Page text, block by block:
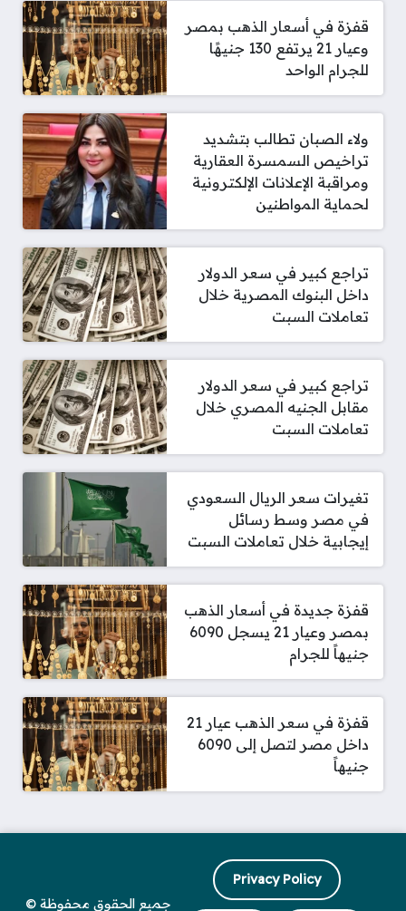
قفزة في أسعار الذهب بمصر
وعيار 21 يرتفع 130 جنيهًا
للجرام الواحد
ولاء الصبان تطالب بتشديد
تراخيص السمسرة العقارية
ومراقبة الإعلانات الإلكترونية
لحماية المواطنين
تراجع كبير في سعر الدولار
داخل البنوك المصرية خلال
تعاملات السبت
تراجع كبير في سعر الدولار
مقابل الجنيه المصري خلال
تعاملات السبت
تغيرات سعر الريال السعودي
في مصر وسط رسائل
إيجابية خلال تعاملات السبت
قفزة جديدة في أسعار الذهب
بمصر وعيار 21 يسجل 6090
جنيهاً للجرام
قفزة في سعر الذهب عيار 21
داخل مصر لتصل إلى 6090
جنيهاً
Privacy Policy
جميع الحقوق محفوظة ©